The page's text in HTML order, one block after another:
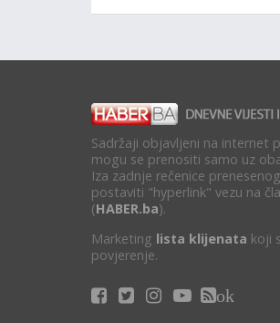
Sadržaji objavljeni na internet
mogu se prenositi samo uz
Iza zadnje rečenice
postaviti "hyperlink" vezu na
(HABER.ba).
Marketing lista klijenata koji
povjerenje.
ok